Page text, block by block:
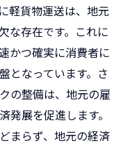
軽貨物運送は、地元
な存在です。これに
かつ確実に消費者に
となっています。さ
の整備は、地元の雇
発展を促進します。
まらず、地元の経済